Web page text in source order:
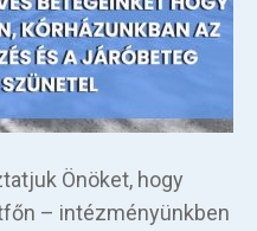
Önöket, hogy
– intézményünkben